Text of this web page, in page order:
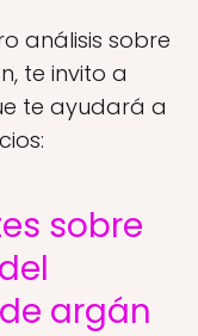
análisis sobre
te invito a
te ayudará a
sobre
argán